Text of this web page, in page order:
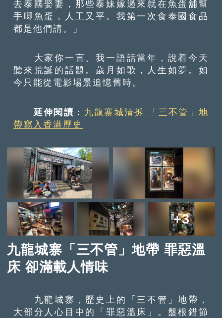
去泰國娶妻，那些泰妹嫁過來就在魚蛋舖幫
手唧魚蛋，人工又平。我第一次食泰國食品
都是他們請。」
大家你一言、我一語話當年，說着今天
聽來荒誕的話題。歲月如歌，人生如夢。如
今只能從電影場景追憶舊時。
延伸閱讀 ： 九龍寨城清拆 「三不管」地
帶寫入香港歷史
+3
九龍城寨「三不管」地帶 罪惡溫
床 卻滿載人情味
九龍城寨，歷史上的「三不管」地帶，
大部分人心目中的「罪惡溫床」。盤根錯節